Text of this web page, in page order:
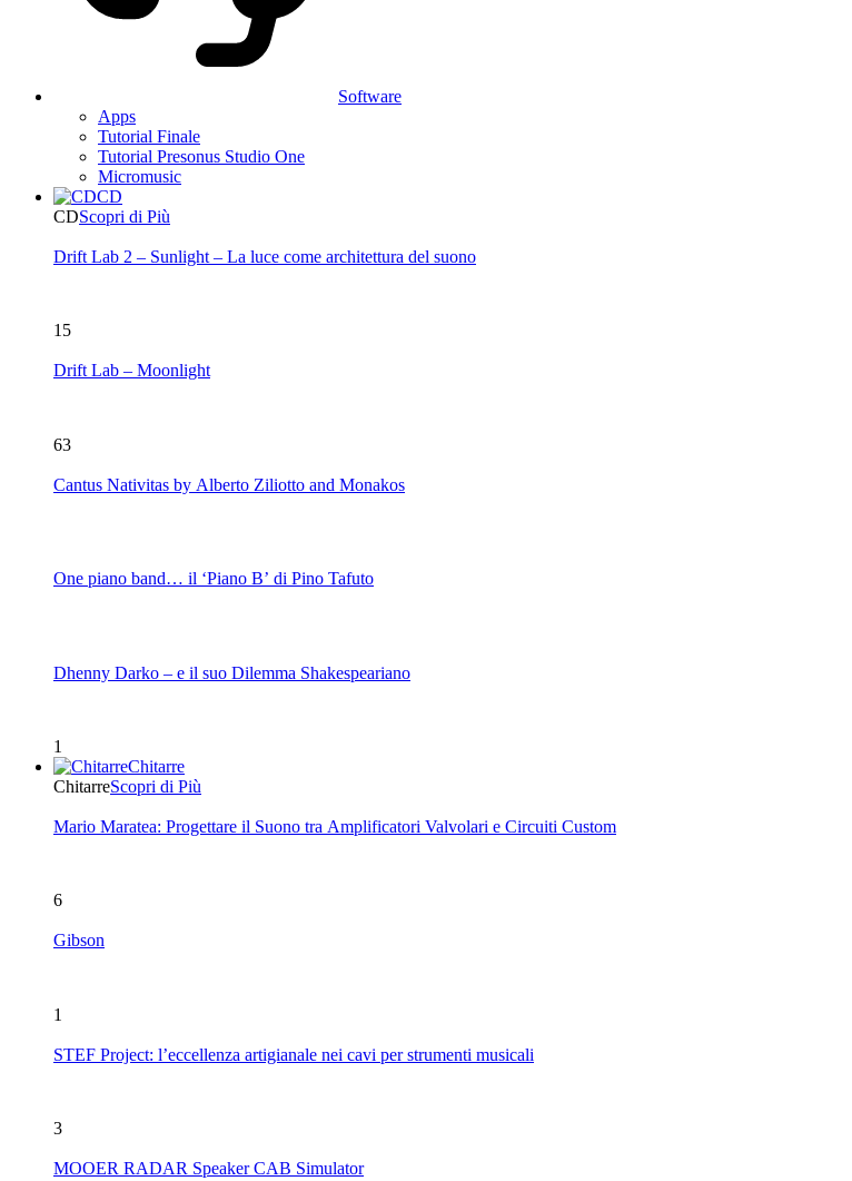
Software
Apps
Tutorial Finale
Tutorial Presonus Studio One
Micromusic
CD
CDScopri di Più
Drift Lab 2 – Sunlight – La luce come architettura del suono
15
Drift Lab – Moonlight
63
Cantus Nativitas by Alberto Ziliotto and Monakos
One piano band… il ‘Piano B’ di Pino Tafuto
Dhenny Darko – e il suo Dilemma Shakespeariano
1
Chitarre
ChitarreScopri di Più
Mario Maratea: Progettare il Suono tra Amplificatori Valvolari e Circuiti Custom
6
Gibson
1
STEF Project: l’eccellenza artigianale nei cavi per strumenti musicali
3
MOOER RADAR Speaker CAB Simulator